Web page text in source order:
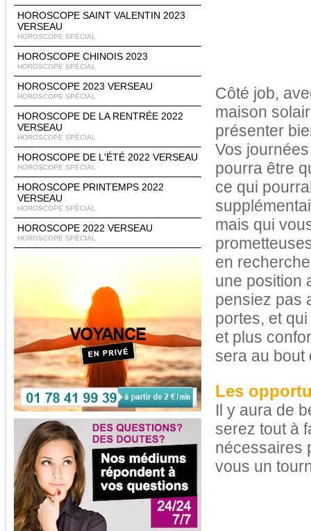
HOROSCOPE SAINT VALENTIN 2023
VERSEAU
HOROSCOPE SPÉCIAL
HOROSCOPE CHINOIS 2023
HOROSCOPE SPÉCIAL
HOROSCOPE 2023 VERSEAU
HOROSCOPE SPÉCIAL
HOROSCOPE DE LA RENTRÉE 2022
VERSEAU
HOROSCOPE SPÉCIAL
HOROSCOPE DE L'ÉTÉ 2022 VERSEAU
HOROSCOPE SPÉCIAL
HOROSCOPE PRINTEMPS 2022
VERSEAU
HOROSCOPE SPÉCIAL
HOROSCOPE 2022 VERSEAU
HOROSCOPE SPÉCIAL
Côté job,
maison
présenter
Vos
pourra être
ce qui
mais qui
en
une position
pensiez pas
portes, et
et plus
sera au bout
Les
Il y aura de
serez tout à
nécessaires
vous un